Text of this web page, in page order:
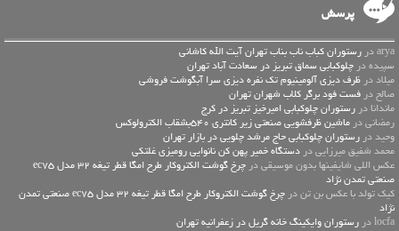
پرسش
arya در
رستوران کباب ناب بناب تهران آیت الله کاشانی
سپیده در چلوکبابی سماق تبریز در سعادت آباد تهران
میلاد در ظرف دیزی آلومینیوم تک نفره دیزی سرا آبگوشت فروشی
صالح در فست فود برگر کلاب شهران تهران
ماندانا در رستوران چلوکبابی امیرخیز تبریز در کرج
رمضانی در ماشین ظرفشویی صنعتی زیر کانتری 540بشقاب الکترولوکس
وحید در رستوران چلوکبابی حاج مرشد چلویی در بازار تهران
محمد شفیق میرزایی در دستگاه خمیر پهن کن نانوایی رومیزی غلتکی
عكس اللي شايفينها بدون موسيقى در
چرخ گوشت الکتروکار طرح امگا قطر تیغه 32 مدل ec75
صنعتی تمدن نژاد
کیک تولد با عکس بن تن در
چرخ گوشت الکتروکار طرح امگا قطر تیغه 32 مدل ec75 صنعتی تمدن
نژاد
locfa در
رستوران وایکینگ خانه گریل در زعفرانیه تهران